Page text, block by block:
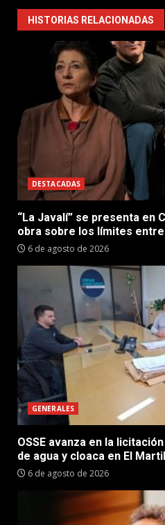
HISTORIAS RELACIONADAS
DESTACADAS
“La Javalí” se presenta en
obra sobre los límites
6 de agosto de 2026
GENERALES
OSSE avanza en la
de agua y cloaca en El
6 de agosto de 2026